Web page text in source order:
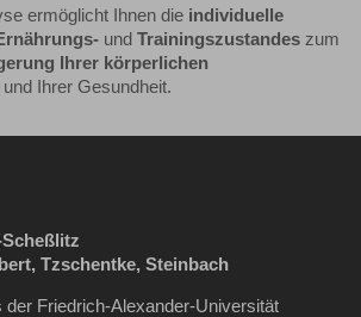
ermöglicht Ihnen die individuelle
und Trainingszustandes zum
Ihrer körperlichen
und Ihrer Gesundheit.
Tzschentke, Steinbach
Friedrich-Alexander-Universität